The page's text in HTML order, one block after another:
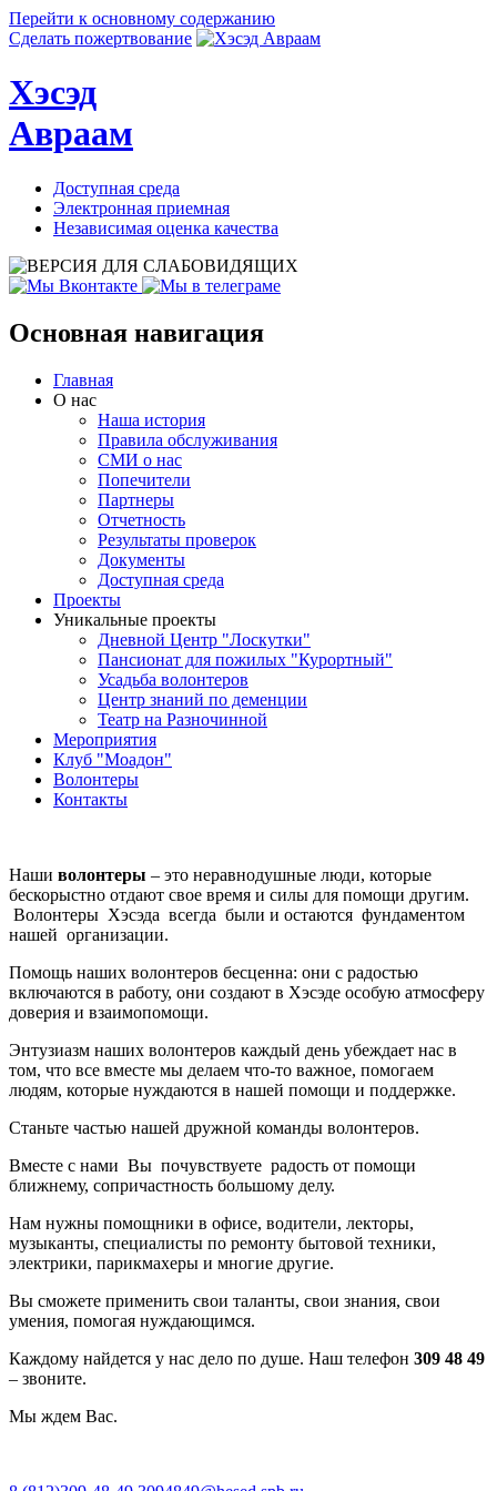
Перейти к основному содержанию
Сделать пожертвование
Хэсэд
Авраам
Доступная среда
Электронная приемная
Независимая оценка качества
Основная навигация
Главная
О нас
Наша история
Правила обслуживания
СМИ о нас
Попечители
Партнеры
Отчетность
Результаты проверок
Документы
Доступная среда
Проекты
Уникальные проекты
Дневной Центр "Лоскутки"
Пансионат для пожилых "Курортный"
Усадьба волонтеров
Центр знаний по деменции
Театр на Разночинной
Мероприятия
Клуб "Моадон"
Волонтеры
Контакты
Наши волонтеры – это неравнодушные люди, которые
бескорыстно отдают свое время и силы для помощи другим.
Волонтеры Хэсэда всегда были и остаются фундаментом
нашей организации.
Помощь наших волонтеров бесценна: они с радостью
включаются в работу, они создают в Хэсэде особую атмосферу
доверия и взаимопомощи.
Энтузиазм наших волонтеров каждый день убеждает нас в
том, что все вместе мы делаем что-то важное, помогаем
людям, которые нуждаются в нашей помощи и поддержке.
Станьте частью нашей дружной команды волонтеров.
Вместе с нами Вы почувствуете радость от помощи
ближнему, сопричастность большому делу.
Нам нужны помощники в офисе, водители, лекторы,
музыканты, специалисты по ремонту бытовой техники,
электрики, парикмахеры и многие другие.
Вы сможете применить свои таланты, свои знания, свои
умения, помогая нуждающимся.
Каждому найдется у нас дело по душе. Наш телефон 309 48 49
– звоните.
Мы ждем Вас.